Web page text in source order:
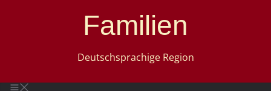
Familien
Deutschsprachige Region